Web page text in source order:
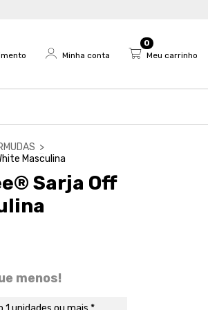
Minha conta Meu carrinho
0
>
Masculina
Sarja Off
menos!